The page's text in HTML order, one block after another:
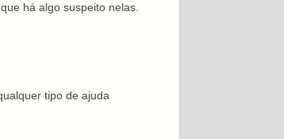
há algo suspeito nelas.
tipo de ajuda